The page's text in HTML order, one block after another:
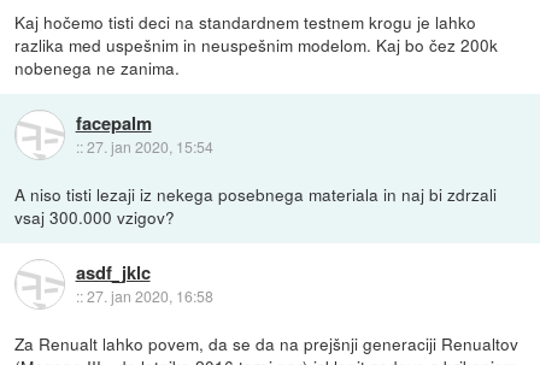
Kaj hočemo tisti deci na standardnem testnem krogu je lahko
razlika med uspešnim in neuspešnim modelom. Kaj bo čez 200k
nobenega ne zanima.
facepalm
::27. jan 2020, 15:54
A niso tisti lezaji iz nekega posebnega materiala in naj bi zdrzali
vsaj 300.000 vzigov?
asdf_jklc
::27. jan 2020, 16:58
Za Renualt lahko povem, da se da na prejšnji generaciji Renualtov